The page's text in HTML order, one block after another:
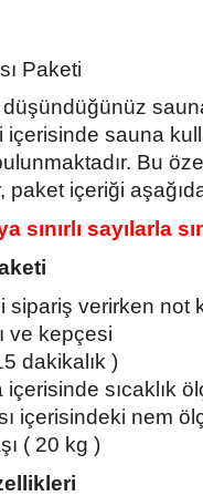
Paketi
sauna
Bu
içeriği
sayılarla
verirken not
ve kepçesi
dakikalık )
sıcaklık
içerisindeki nem
( 20 kg )